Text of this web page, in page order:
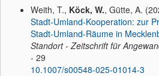
Weith, T., Köck, W., Gütte, A.
Stadt-Umland-Kooperation: zur
Stadt-Umland-Räume in
Standort - Zeitschrift für
- 29
10.1007/s00548-025-01014-3